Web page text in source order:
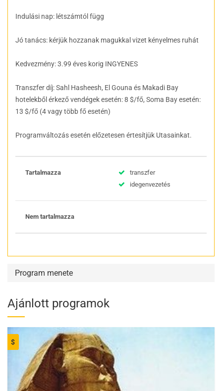
Indulási nap: létszámtól függ
Jó tanács: kérjük hozzanak magukkal vizet kényelmes ruhát
Kedvezmény: 3.99 éves korig INGYENES
Transzfer díj: Sahl Hasheesh, El Gouna és Makadi Bay
hotelekből érkező vendégek esetén: 8 $/fő, Soma Bay esetén:
13 $/fő (4 vagy több fő esetén)
Programváltozás esetén előzetesen értesítjük Utasainkat.
Tartalmazza
transzfer
idegenvezetés
Nem tartalmazza
Program menete
Ajánlott programok
$